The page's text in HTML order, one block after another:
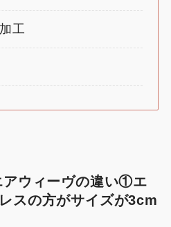
工
アウィーヴの違い①エ
スの方がサイズが3cm